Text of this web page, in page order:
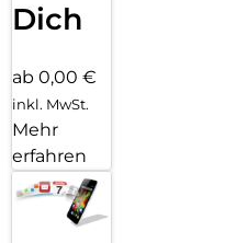
Dich
ab 0,00 €
inkl. MwSt.
Mehr
erfahren